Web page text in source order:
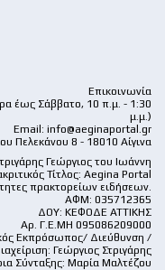
Επικοινωνία
έως Σάββατο, 10 π.μ. - 1:30
μ.μ.)
Email: info@aeginaportal.gr
Πελεκάνου 8 - 18010 Αίγινα
Γεώργιος του Ιωάννη
Τίτλος: Aegina Portal
πρακτορείων ειδήσεων.
ΑΦΜ: 035712365
ΔΟΥ: ΚΕΦΟΔΕ ΑΤΤΙΚΗΣ
Αρ. Γ.Ε.ΜΗ 095086209000
Εκπρόσωπος/ Διεύθυνση /
Γεώργιος Στριγάρης
Σύνταξης: Μαρία Μαλτέζου